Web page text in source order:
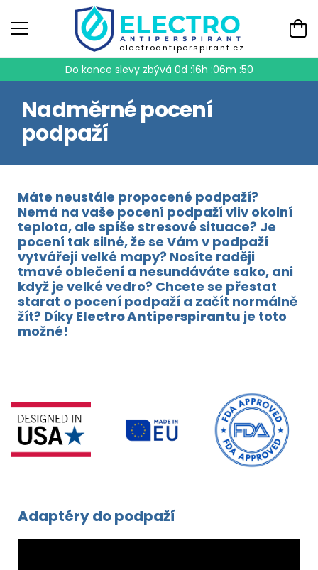
electroantiperspirant.cz
Do konce slevy zbývá 0d :16h :06m :50
Nadměrné pocení
podpaží
Máte neustále propocené podpaží?
Nemá na vaše pocení podpaží vliv okolní
teplota, ale spíše stresové situace? Je
pocení tak silné, že se Vám v podpaží
vytvářejí velké mapy? Nosíte raději
tmavé oblečení a nesundáváte sako, ani
když je velké vedro? Chcete se přestat
starat o pocení podpaží a začít normálně
žít? DíkyElectro Antiperspirantu je toto
možné!
Adaptéry do podpaží